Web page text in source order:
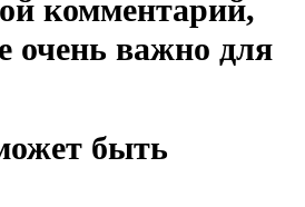
комментарий,
очень важно для
быть